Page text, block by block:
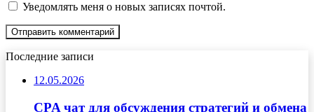
Уведомлять меня о новых записях почтой.
Последние записи
12.05.2026
CPA чат для обсуждения стратегий и обмена